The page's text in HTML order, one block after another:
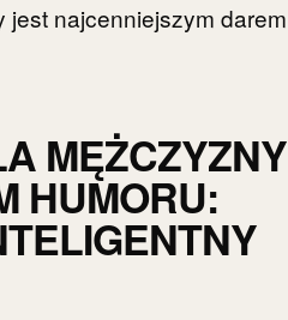
jest najcenniejszym darem
MĘŻCZYZNY
HUMORU: